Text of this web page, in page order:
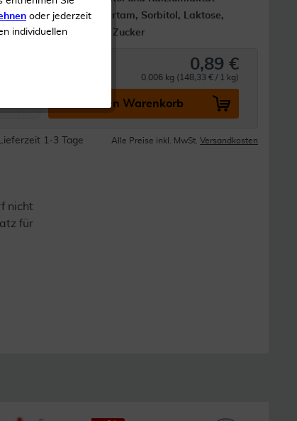
Ohne Aspartam, Sorbitol, Laktose,
Gluten und Zucker
0,89 €
0.006 kg (148,33 € / 1 kg)
In den Warenkorb
Lieferzeit 1-3 Tage Alle Preise inkl. MwSt. Versandkosten
nicht
für
oder jederzeit
individuellen